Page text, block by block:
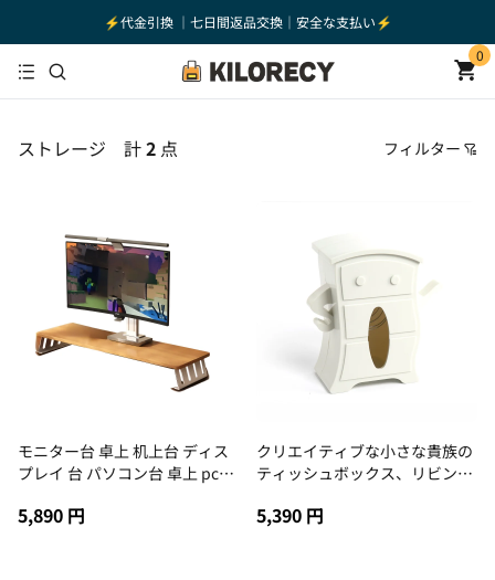
⚡️代金引換 ｜七日間返品交換｜安全な支払い⚡️
0
ストレージ 計2 点 フィルター
おすすめ順
安い順
高い順
モニター台 卓上 机上台 ディス
プレイ 台 パソコン台 卓上 pc台
台 ノートパソコン/プリンター/
5,890 円
クリエイティブな小さな貴族の
ティッシュボックス、リビング
ングブロック、ティッシュボッ
5,390 円